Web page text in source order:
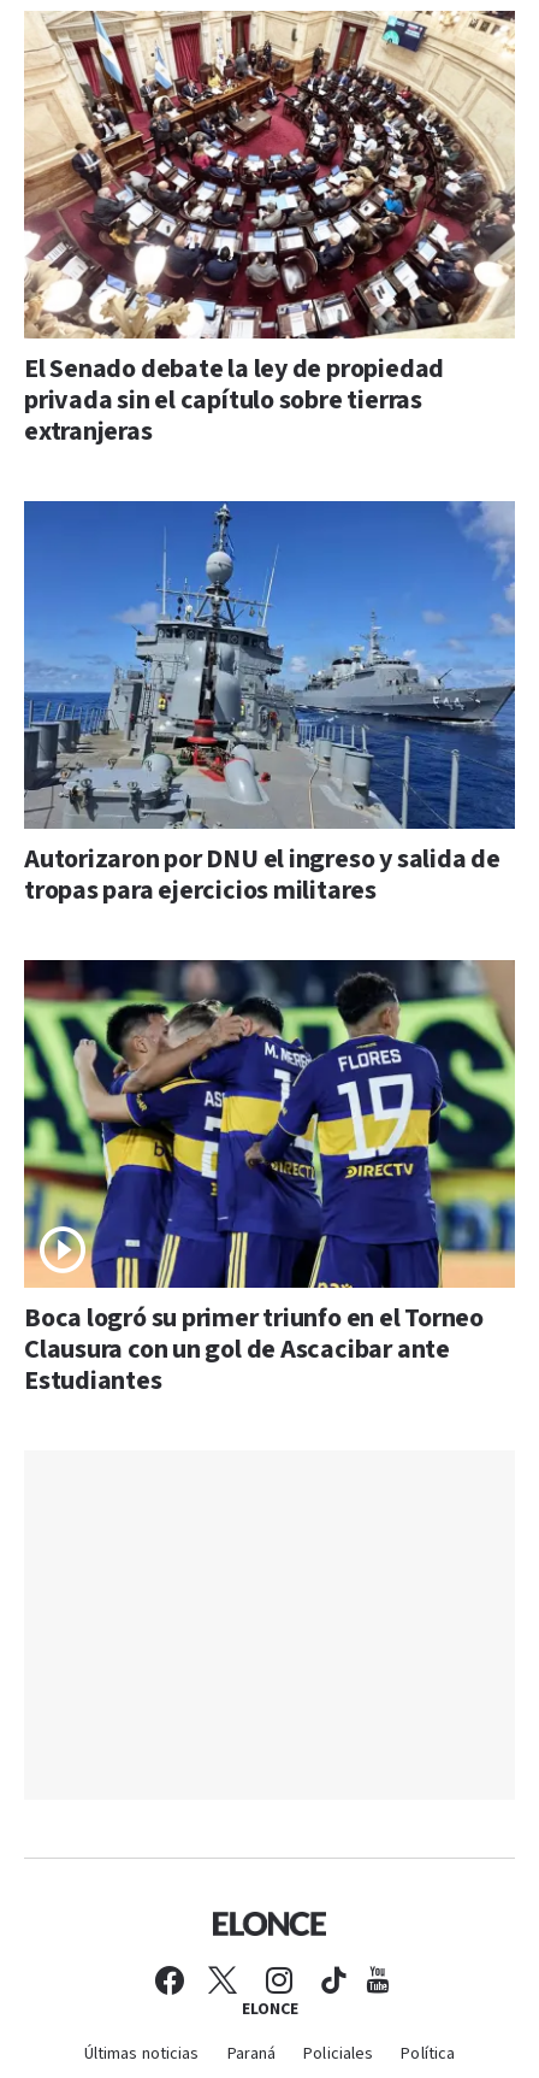
El Senado debate la ley de propiedad
privada sin el capítulo sobre tierras
extranjeras
Autorizaron por DNU el ingreso y salida de
tropas para ejercicios militares
Boca logró su primer triunfo en el Torneo
Clausura con un gol de Ascacibar ante
Estudiantes
ELONCE
Últimas noticias Paraná Policiales
Política